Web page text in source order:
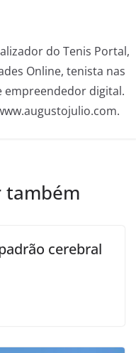
do Tenis Portal,
Online, tenista nas
empreendedor digital.
também
cerebral